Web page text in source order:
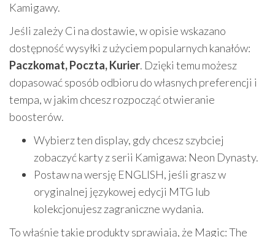
Kamigawy.
Jeśli zależy Ci na dostawie, w opisie wskazano
dostępność wysyłki z użyciem popularnych kanałów:
Paczkomat, Poczta, Kurier. Dzięki temu możesz
dopasować sposób odbioru do własnych preferencji i
tempa, w jakim chcesz rozpocząć otwieranie
boosterów.
Wybierz ten display, gdy chcesz szybciej
zobaczyć karty z serii Kamigawa: Neon Dynasty.
Postaw na wersję ENGLISH, jeśli grasz w
oryginalnej językowej edycji MTG lub
kolekcjonujesz zagraniczne wydania.
To właśnie takie produkty sprawiają, że Magic: The